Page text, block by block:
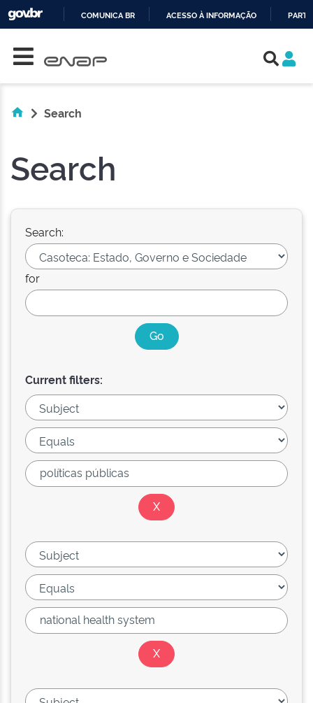
COMUNICA BR ACESSO À INFORMAÇÃO
Search
Search
Search:
for
Current filters: